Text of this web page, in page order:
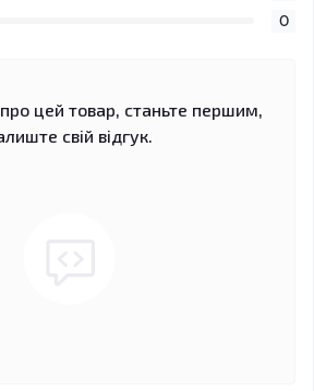
0
про цей товар, станьте першим,
свій відгук.